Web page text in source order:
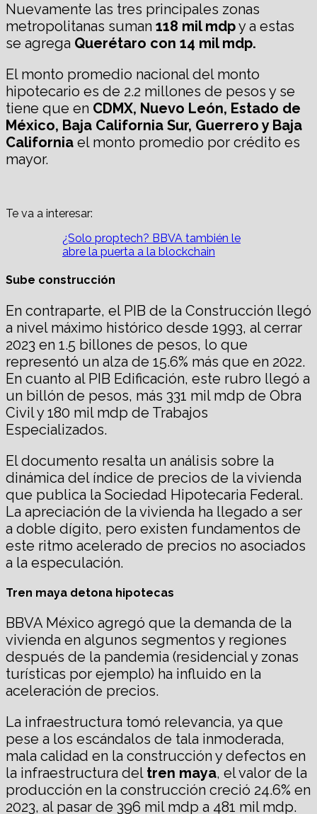
Nuevamente las tres principales zonas
metropolitanas suman 118 mil mdpy a estas
se agrega Querétaro con 14 mil mdp.
El monto promedio nacional del monto
hipotecario es de 2.2 millones de pesos y se
tiene que en CDMX, Nuevo León, Estado de
México, Baja California Sur, Guerrero y Baja
California el monto promedio por crédito es
mayor.
Te va a interesar:
¿Solo proptech? BBVA también le
abre la puerta a la blockchain
Sube construcción
En contraparte, el PIB de la Construcción llegó
a nivel máximo histórico desde 1993, al cerrar
2023 en 1.5 billones de pesos, lo que
representó un alza de 15.6% más que en 2022.
En cuanto al PIB Edificación, este rubro llegó a
un billón de pesos, más 331 mil mdp de Obra
Civil y 180 mil mdp de Trabajos
Especializados.
El documento resalta un análisis sobre la
dinámica del índice de precios de la vivienda
que publica la Sociedad Hipotecaria Federal.
La apreciación de la vivienda ha llegado a ser
a doble dígito, pero existen fundamentos de
este ritmo acelerado de precios no asociados
a la especulación.
Tren maya detona hipotecas
BBVA México agregó que la demanda de la
vivienda en algunos segmentos y regiones
después de la pandemia (residencial y zonas
turísticas por ejemplo) ha influido en la
aceleración de precios.
La infraestructura tomó relevancia, ya que
pese a los escándalos de tala inmoderada,
mala calidad en la construcción y defectos en
la infraestructura del tren maya, el valor de la
producción en la construcción creció 24.6% en
2023, al pasar de 396 mil mdp a 481 mil mdp.